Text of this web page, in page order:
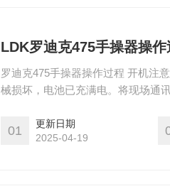
LDK罗迪克475手操器操作
罗迪克475手操器操作过程 开机注
械损坏，电池已充满电。将现场通
要关闭现场通讯器，可按住开关键
01
更新日期
2025-04-19